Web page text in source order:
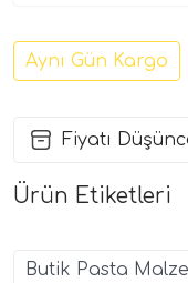
Aynı Gün Kargo
Fiyatı
Ürün Etiketleri
Butik Pasta